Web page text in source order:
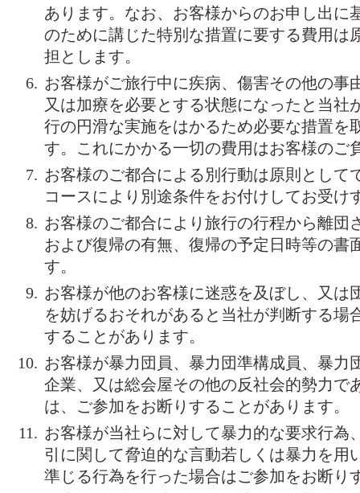
あります。なお、お客様からのお申し出に
のために講じた特別な措置に要する費用は
担とします。
お客様がご旅行中に疾病、傷害その他の事
又は加療を必要とする状態になったと当社
行の円滑な実施をはかるため必要な措置を
す。これにかかる一切の費用はお客様のご
お客様のご都合による別行動は原則として
コースにより別途条件をお付けしてお受け
お客様のご都合により旅行の行程から離団
および復帰の有無、復帰の予定日時等の書
す。
お客様が他のお客様に迷惑を及ぼし、又は
を妨げるおそれがあると当社が判断する場
することがあります。
お客様が暴力団員、暴力団準構成員、暴力
企業、又は総会屋その他の反社会的勢力で
は、ご参加をお断りすることがあります。
お客様が当社らに対して暴力的な要求行為
引に関して脅迫的な言動若しくは暴力を用
準じる行為を行った場合はご参加をお断り